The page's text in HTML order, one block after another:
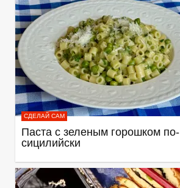
СДЕЛАЙ САМ
Паста с зеленым горошком по-
сицилийски